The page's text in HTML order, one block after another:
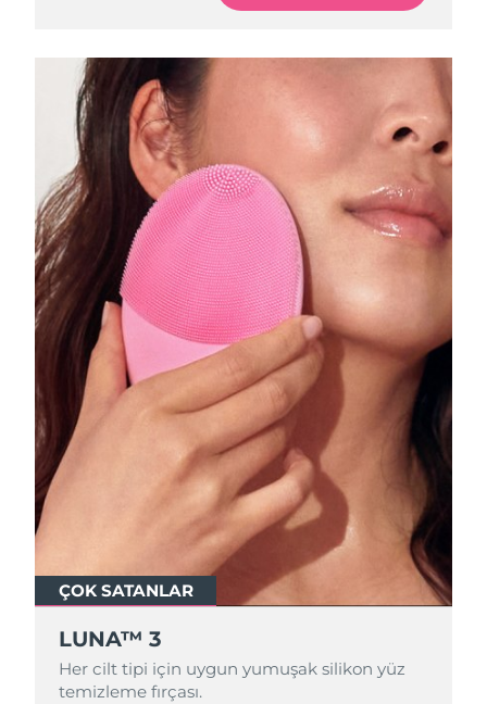
ÇOK SATANLAR
LUNA™ 3
Her cilt tipi için uygun yumuşak silikon yüz
temizleme fırçası.